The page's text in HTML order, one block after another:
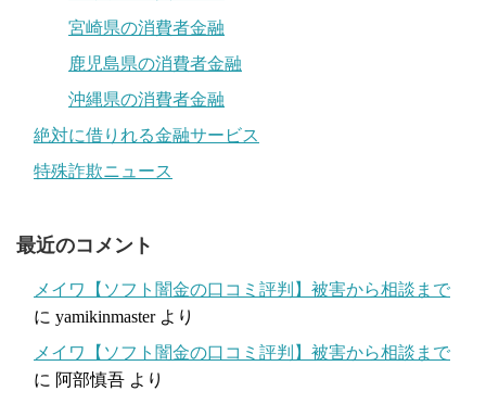
宮崎県の消費者金融
鹿児島県の消費者金融
沖縄県の消費者金融
絶対に借りれる金融サービス
特殊詐欺ニュース
最近のコメント
メイワ【ソフト闇金の口コミ評判】被害から相談まで
に yamikinmasterより
メイワ【ソフト闇金の口コミ評判】被害から相談まで
に 阿部慎吾 より